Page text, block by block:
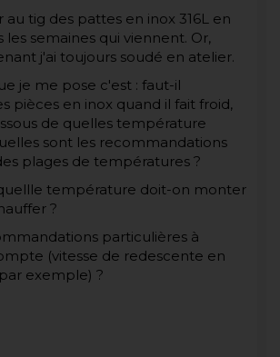
au tig des pattes en inox 316L en
les semaines qui viennent. Or,
j'ai toujours soudé en atelier.
je me pose c'est : faut-il
pièces en inox quand il fait froid,
de quelles température
sont les recommandations
plages de températures ?
température doit-on monter
?
particulières à
(vitesse de redescente en
exemple) ?